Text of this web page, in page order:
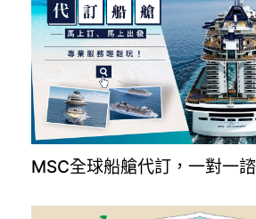
最新消息
旅遊行程、各項優惠，與
優惠